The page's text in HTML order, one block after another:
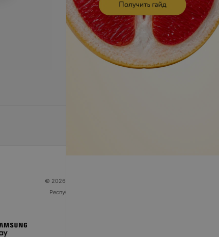
© 2026 ООО «Артокс Лаб», УНП 191700409
Республика Беларусь, г. Минск, улица Толбухина, 2,